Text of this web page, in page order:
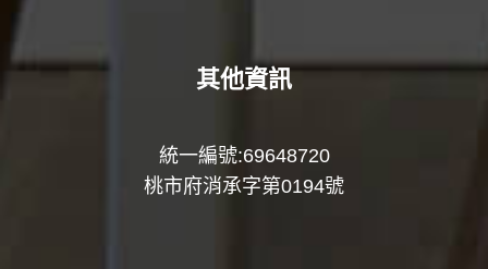
其他資訊
統一編號:69648720
桃市府消承字第0194號